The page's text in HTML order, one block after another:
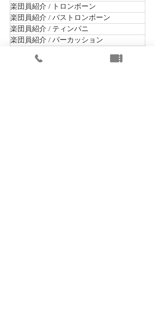
楽団員紹介 / トロンボーン
楽団員紹介 / バストロンボーン
楽団員紹介 / ティンパニ
楽団員紹介 / パーカッション
まちかどコンサート